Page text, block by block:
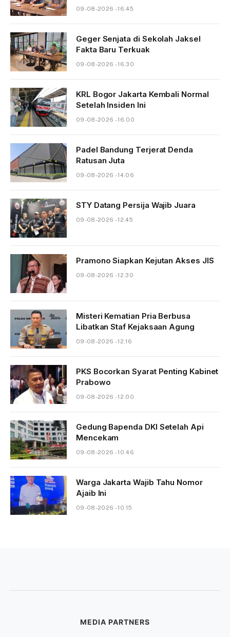
09-08-2026 - 16.45
Geger Senjata di Sekolah Jaksel
Fakta Baru Terkuak
09-08-2026 - 16.30
KRL Bogor Jakarta Kembali Normal
Setelah Insiden Ini
09-08-2026 - 16.00
Padel Bandung Terjerat Denda
Ratusan Juta
09-08-2026 - 14.06
STY Datang Persija Wajib Juara
09-08-2026 - 12.45
Pramono Siapkan Kejutan Akses JIS
09-08-2026 - 12.30
Misteri Kematian Pria Berbusa
Libatkan Staf Kejaksaan Agung
09-08-2026 - 12.16
PKS Bocorkan Syarat Penting Kabinet
Prabowo
09-08-2026 - 12.00
Gedung Bapenda DKI Setelah Api
Mencekam
09-08-2026 - 10.46
Warga Jakarta Wajib Tahu Nomor
Ajaib Ini
09-08-2026 - 10.15
MEDIA PARTNERS